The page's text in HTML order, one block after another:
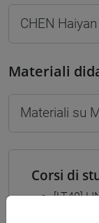
CHEN Haiyan
Materiali
Materiali su
Corsi di
[LT40]